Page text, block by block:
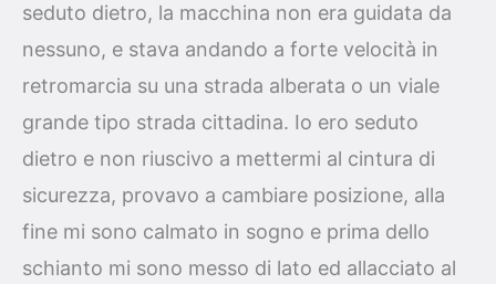
seduto dietro, la macchina non era guidata da
nessuno, e stava andando a forte velocità in
retromarcia su una strada alberata o un viale
grande tipo strada cittadina. Io ero seduto
dietro e non riuscivo a mettermi al cintura di
sicurezza, provavo a cambiare posizione, alla
fine mi sono calmato in sogno e prima dello
schianto mi sono messo di lato ed allacciato al